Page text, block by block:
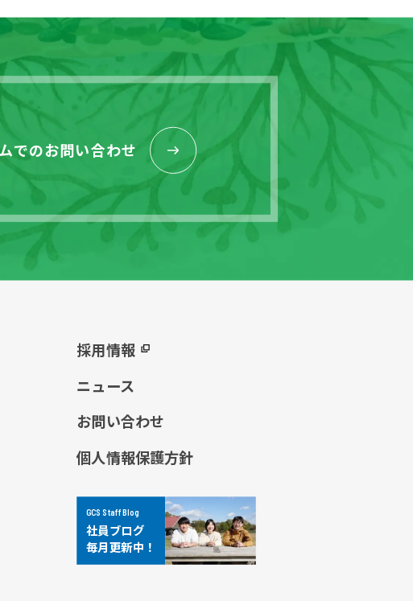
でのお問い合わせ
採用情報
ニュース
お問い合わせ
個人情報保護方針
GCS Staff Blog
社員ブログ
毎月更新中！